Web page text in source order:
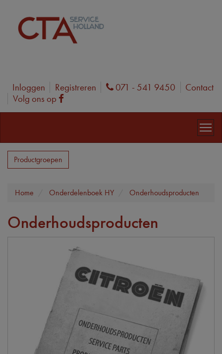
Inloggen Registreren Phone
071 - 541 9450
Contact
Volg ons op
Facebook
Productgroepen
Home Onderdelenboek HY Onderhoudsproducten
Onderhoudsproducten